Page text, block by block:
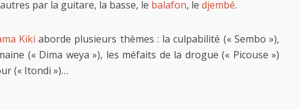
par la guitare, la basse, le balafon, le djembé.
Kiki aborde plusieurs thèmes : la culpabilité (« Sembo »),
(« Dima weya »), les méfaits de la drogue (« Picouse »)
(« Itondi »)…